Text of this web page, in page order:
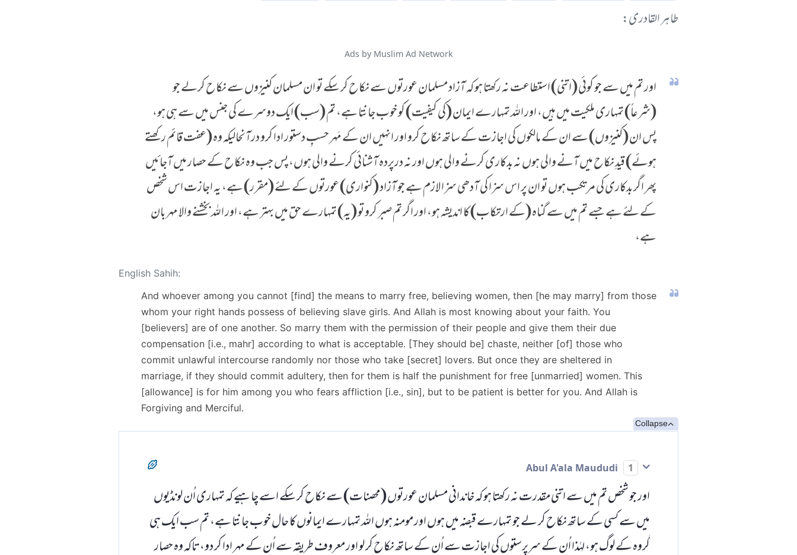
طاہر القادری:
Ads by Muslim Ad Network
اور تم میں سے جو کوئی (اتنی) استطاعت نہ رکھتا ہو کہ آزاد مسلمان عورتوں سے نکاح کر سکے تو ان مسلمان کنیزوں سے نکاح کرلے جو
(شرعاً) تمہاری ملکیت میں ہیں، اور اللہ تمہارے ایمان (کی کیفیت) کو خوب جانتا ہے، تم (سب) ایک دوسرے کی جنس میں سے ہی ہو،
پس ان (کنیزوں) سے ان کے مالکوں کی اجازت کے ساتھ نکاح کرو اور انہیں ان کے مَہر حسبِ دستور ادا کرو درآنحالیکہ وہ (عفت قائم رکھتے
ہوئے) قیدِ نکاح میں آنے والی ہوں نہ بدکاری کرنے والی ہوں اور نہ درپردہ آشنائی کرنے والی ہوں، پس جب وہ نکاح کے حصار میں آجائیں
پھر اگر بدکاری کی مرتکب ہوں تو ان پر اس سزا کی آدھی سزا لازم ہے جو آزاد (کنواری) عورتوں کے لئے (مقرر) ہے، یہ اجازت اس شخص
کے لئے ہے جسے تم میں سے گناہ (کے ارتکاب) کا اندیشہ ہو، اور اگر تم صبر کرو تو (یہ) تمہارے حق میں بہتر ہے، اور اللہ بخشنے والا مہر بان
ہے،
English Sahih:
And whoever among you cannot [find] the means to marry free, believing women, then [he may marry] from those
whom your right hands possess of believing slave girls. And Allah is most knowing about your faith. You
[believers] are of one another. So marry them with the permission of their people and give them their due
compensation [i.e., mahr] according to what is acceptable. [They should be] chaste, neither [of] those who
commit unlawful intercourse randomly nor those who take [secret] lovers. But once they are sheltered in
marriage, if they should commit adultery, then for them is half the punishment for free [unmarried] women. This
[allowance] is for him among you who fears affliction [i.e., sin], but to be patient is better for you. And Allah is
Forgiving and Merciful.
Collapse
1
اور جو شخص تم میں سے اتنی مقدرت نہ رکھتا ہو کہ خاندانی مسلمان عورتوں (محصنات) سے نکاح کر سکے اسے چاہیے کہ تمہاری اُن لونڈیوں
میں سے کسی کے ساتھ نکاح کر لے جو تمہارے قبضہ میں ہوں اور مومنہ ہوں اللہ تمہارے ایمانوں کا حال خوب جانتا ہے، تم سب ایک ہی
گروہ کے لوگ ہو، لہٰذا اُن کے سرپرستوں کی اجازت سے اُن کے ساتھ نکاح کر لو اور معروف طریقہ سے اُن کے مہر ادا کر دو، تاکہ وہ حصار